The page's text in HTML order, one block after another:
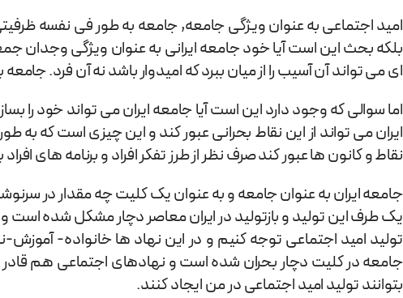
امید اجتماعی به عنوان ویژگی جامعه, جامعه به طور فی نفسه ظرفیتی
بلکه بحث این است آیا خود جامعه ایرانی به عنوان ویژگی
ای می تواند آن آسیب را از میان ببرد که امیدوار باشد نه آن فرد.
اما سوالی که وجود دارد این است آیا جامعه ایران می تواند خود را
ایران می تواند از این نقاط بحرانی عبور کند و این چیزی است که به
نقاط و کانون ها عبور کند صرف نظر از طرز تفکر افراد و برنامه های
جامعه ایران به عنوان جامعه و به عنوان یک کلیت چه مقدار در
یک طرف این تولید و بازتولید در ایران معاصر دچار مشکل شده
تولید امید اجتماعی توجه کنیم و در این نهاد ها خانواده-
جامعه در کلیت دچار بحران شده است و نهادهای اجتماعی هم قادر
بتوانند تولید امید اجتماعی در من ایجاد کنند.